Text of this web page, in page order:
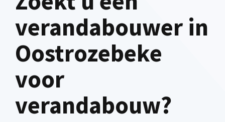
verandabouwer in
Oostrozebeke
voor
verandabouw?